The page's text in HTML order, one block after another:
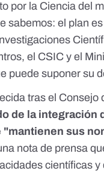
por la Cienciadel
sabemos: el plan
el CSIC y el
puede suponer su
tras el Consejo
de la integración
"mantienen sus
nota de prensa
científicas